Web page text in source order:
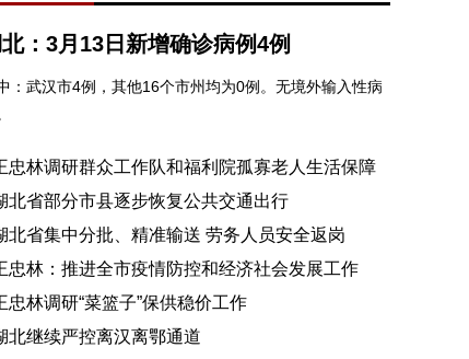
：3月13日新增确诊病例4例
：武汉市4例，其他16个市州均为0例。无境外输入性病
忠林调研群众工作队和福利院孤寡老人生活保障
北省部分市县逐步恢复公共交通出行
北省集中分批、精准输送 劳务人员安全返岗
忠林：推进全市疫情防控和经济社会发展工作
忠林调研“菜篮子”保供稳价工作
北继续严控离汉离鄂通道